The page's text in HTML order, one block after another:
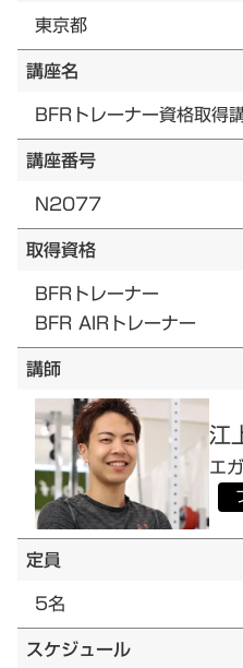
東京都
講座名
BFRトレーナー資格取得
講座番号
N2077
取得資格
BFRトレーナー
BFR AIRトレーナー
講師
江
エ
定員
5名
スケジュール